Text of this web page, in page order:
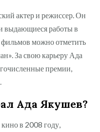
актер и режиссер. Он
выдающиеся работы в
можно отметить
За свою карьеру Ада
премии,
Ада Якушев?
в 2008 году,